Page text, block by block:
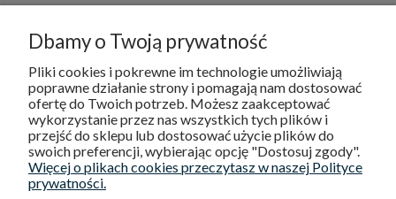
Kurier 0,00 zł
Odbiór osobisty
DOSTAWA I PŁATNOŚCI
POMOC
Dbamy o Twoją prywatność
Pliki cookies i pokrewne im technologie umożliwiają
poprawne działanie strony i pomagają nam dostosować
ofertę do Twoich potrzeb. Możesz zaakceptować
wykorzystanie przez nas wszystkich tych plików i
przejść do sklepu lub dostosować użycie plików do
swoich preferencji, wybierając opcję "Dostosuj zgody".
Więcej o plikach cookies przeczytasz w naszej Polityce
prywatności.